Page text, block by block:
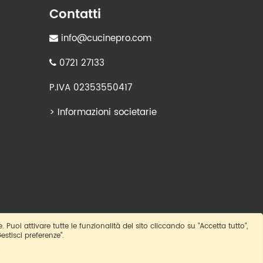
Contatti
info@cucinepro.com
0721 27133
P.IVA 02353550417
> Informazioni societarie
Puoi attivare tutte le funzionalità del sito cliccando su "Accetta tutto",
preferenze".